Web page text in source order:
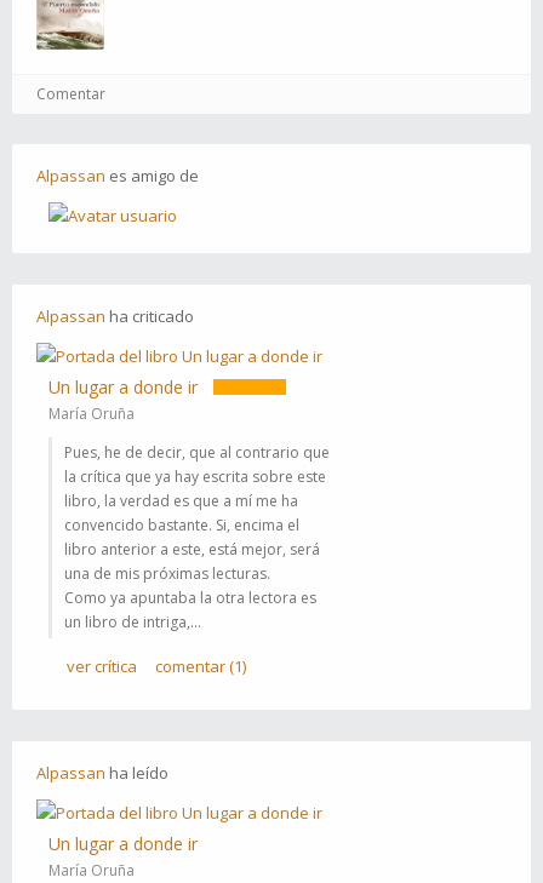
Comentar
Alpassan es amigo de
Alpassan ha criticado
Un lugar a donde ir
María Oruña
Pues, he de decir, que al contrario que
la crítica que ya hay escrita sobre este
libro, la verdad es que a mí me ha
convencido bastante. Si, encima el
libro anterior a este, está mejor, será
una de mis próximas lecturas.
Como ya apuntaba la otra lectora es
un libro de intriga,...
ver crítica comentar (1)
Alpassan ha leído
Un lugar a donde ir
María Oruña